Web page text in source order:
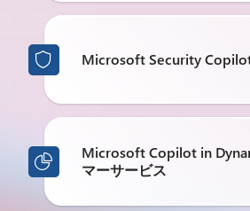
 Microsoft Security

Microsoft Copilot in
マーサービス